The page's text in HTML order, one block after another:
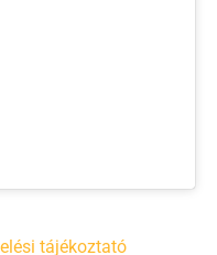
tájékoztató